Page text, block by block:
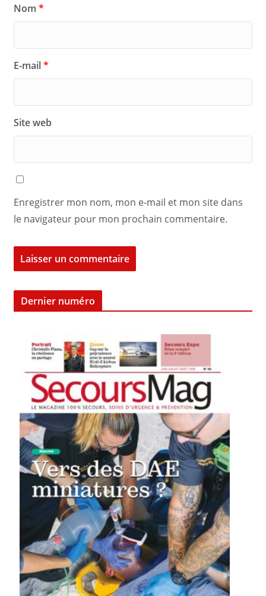
Nom *
E-mail*
Site web
Enregistrer mon nom, mon e-mail et mon site dans
le navigateur pour mon prochain commentaire.
Dernier numéro